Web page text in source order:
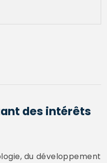
des intérêts
du développement